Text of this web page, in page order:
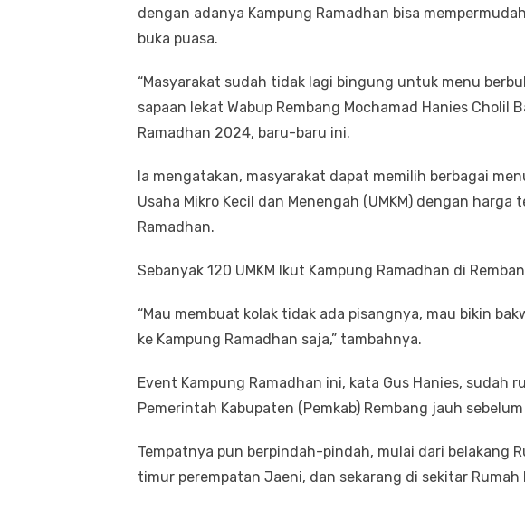
dengan adanya Kampung Ramadhan bisa
buka puasa.
“Masyarakat sudah tidak lagi bingung untuk menu
sapaan lekat Wabup Rembang Mochamad Hanies Cholil
Ramadhan 2024, baru-baru ini.
Ia mengatakan, masyarakat dapat memilih berbagai
Usaha Mikro Kecil dan Menengah (UMKM) dengan harga
Ramadhan.
Sebanyak 120 UMKM Ikut Kampung Ramadhan di
“Mau membuat kolak tidak ada pisangnya, mau bikin
ke Kampung Ramadhan saja,” tambahnya.
Event Kampung Ramadhan ini, kata Gus Hanies, sudah
Pemerintah Kabupaten (Pemkab) Rembang jauh
Tempatnya pun berpindah-pindah, mulai dari belakang
timur perempatan Jaeni, dan sekarang di sekitar Rumah